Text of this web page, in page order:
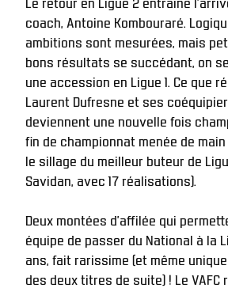
coach, Antoine Kombouraré.
ambitions sont mesurées, mais
bons résultats se succédant, on
une accession en Ligue 1. Ce que
Laurent Dufresne et ses
deviennent une nouvelle fois
fin de championnat menée de
le sillage du meilleur buteur de
Savidan, avec 17 réalisations).
Deux montées d’affilée qui
équipe de passer du National à la
ans, fait rarissime (et même
des deux titres de suite) ! Le VAFC